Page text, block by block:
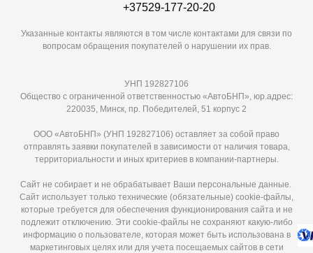
+37529-177-20-20
Указанные контакты являются в том числе контактами для связи по
вопросам обращения покупателей о нарушении их прав.
УНП 192827106
Общество с ограниченной ответственностью «АвтоБНП», юр.адрес:
220035, Минск, пр. Победителей, 51 корпус 2
ООО «АвтоБНП» (УНП 192827106) оставляет за собой право
отправлять заявки покупателей в зависимости от наличия товара,
территориальности и иных критериев в компании-партнеры.
Сайт не собирает и не обрабатывает Ваши персональные данные.
Сайт использует только технические (обязательные) cookie-файлы,
которые требуется для обеспечения функционирования сайта и не
подлежит отключению. Эти сookie-файлы не сохраняют какую-либо
информацию о пользователе, которая может быть использована в
маркетинговых целях или для учета посещаемых сайтов в сети